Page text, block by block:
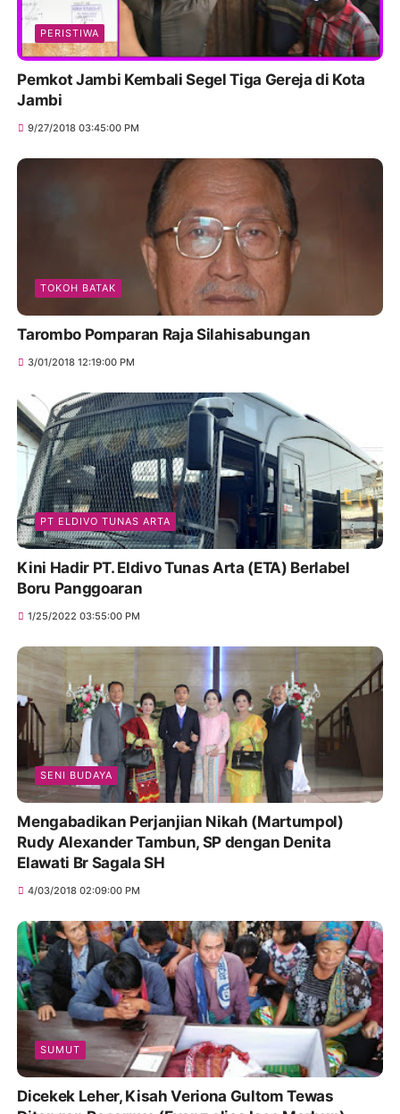
PERISTIWA
Pemkot Jambi Kembali Segel Tiga Gereja di Kota
Jambi
9/27/2018 03:45:00 PM
TOKOH BATAK
Tarombo Pomparan Raja Silahisabungan
3/01/2018 12:19:00 PM
PT ELDIVO TUNAS ARTA
Kini Hadir PT. Eldivo Tunas Arta (ETA) Berlabel
Boru Panggoaran
1/25/2022 03:55:00 PM
SENI BUDAYA
Mengabadikan Perjanjian Nikah (Martumpol)
Rudy Alexander Tambun, SP dengan Denita
Elawati Br Sagala SH
4/03/2018 02:09:00 PM
SUMUT
Dicekek Leher, Kisah Veriona Gultom Tewas